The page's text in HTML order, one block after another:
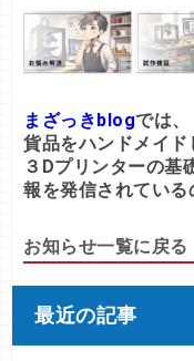
まざっきblogでは
貨品をハンドメイド
３Dプリンターの基
報を発信されている
お知らせ一覧に戻
最近の記事